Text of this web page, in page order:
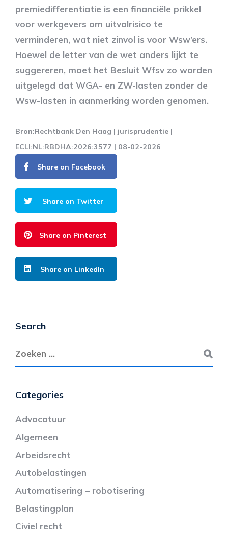
premiedifferentiatie is een financiële prikkel
voor werkgevers om uitvalrisico te
verminderen, wat niet zinvol is voor Wsw’ers.
Hoewel de letter van de wet anders lijkt te
suggereren, moet het Besluit Wfsv zo worden
uitgelegd dat WGA- en ZW-lasten zonder de
Wsw-lasten in aanmerking worden genomen.
Bron:Rechtbank Den Haag | jurisprudentie |
ECLI:NL:RBDHA:2026:3577 | 08-02-2026
Share on Facebook
Share on Twitter
Share on Pinterest
Share on LinkedIn
Search
Categories
Advocatuur
Algemeen
Arbeidsrecht
Autobelastingen
Automatisering – robotisering
Belastingplan
Civiel recht